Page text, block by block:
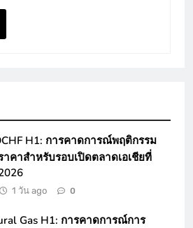
H1: การคาดการณ์พฤติกรรม
าคาสำหรับรอบเปิดตลาดเอเชียที่
1 วัน ago 0
Gas H1: การคาดการณ์การ